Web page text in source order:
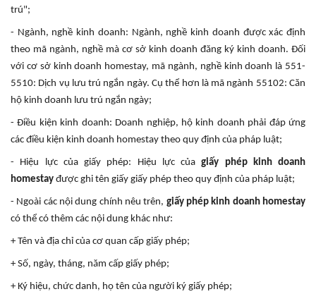
trú";
- Ngành, nghề kinh doanh: Ngành, nghề kinh doanh được xác định
theo mã ngành, nghề mà cơ sở kinh doanh đăng ký kinh doanh. Đối
với cơ sở kinh doanh homestay, mã ngành, nghề kinh doanh là 551-
5510: Dịch vụ lưu trú ngắn ngày. Cụ thể hơn là mã ngành 55102: Căn
hộ kinh doanh lưu trú ngắn ngày;
- Điều kiện kinh doanh: Doanh nghiệp, hộ kinh doanh phải đáp ứng
các điều kiện kinh doanh homestay theo quy định của pháp luật;
- Hiệu lực của giấy phép: Hiệu lực củagiấy phép kinh doanh
homestay được ghi tên giấy giấy phép theo quy định của pháp luật;
- Ngoài các nội dung chính nêu trên, giấy phép kinh doanh homestay
có thể có thêm các nội dung khác như:
+ Tên và địa chỉ của cơ quan cấp giấy phép;
+ Số, ngày, tháng, năm cấp giấy phép;
+ Ký hiệu, chức danh, họ tên của người ký giấy phép;